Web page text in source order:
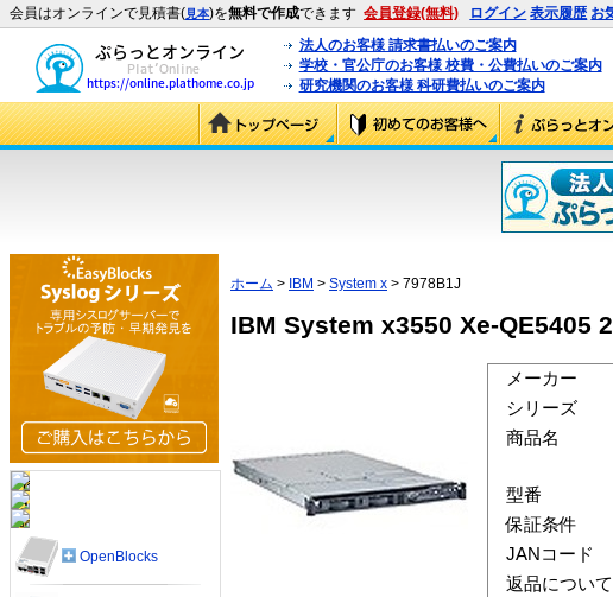
会員はオンラインで見積書(見本)を無料で作成できます 会員登録(無料) ログイン 表示履歴 お
法人のお客様 請求書払いのご案内
学校・官公庁のお客様 校費・公費払いのご案内
研究機関のお客様 科研費払いのご案内
ホーム > IBM > System x > 7978B1J
IBM System x3550 Xe-QE5405
メーカー
シリーズ
商品名
型番
保証条件
JANコード
返品について
OpenBlocks